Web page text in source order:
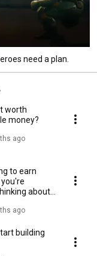
need a plan.
worth
money?
ago
to earn
about
ago
building